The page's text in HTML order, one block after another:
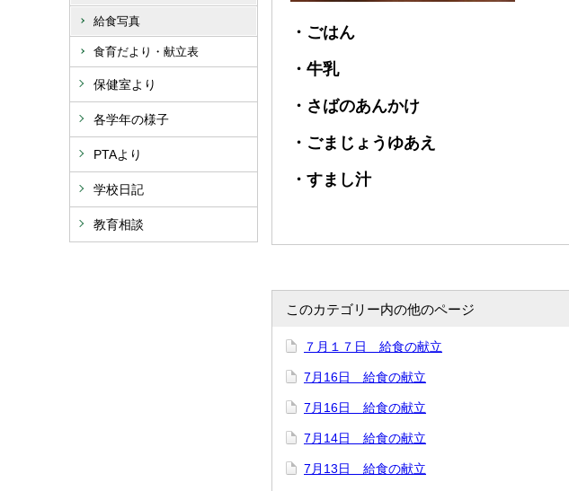
給食写真
食育だより・献立表
保健室より
各学年の様子
PTAより
学校日記
教育相談
・ごはん
・牛乳
・さばのあんかけ
・ごまじょうゆあえ
・すまし汁
このカテゴリー内の他のページ
７月１７日 給食の献立
7月16日 給食の献立
7月16日 給食の献立
7月14日 給食の献立
7月13日 給食の献立